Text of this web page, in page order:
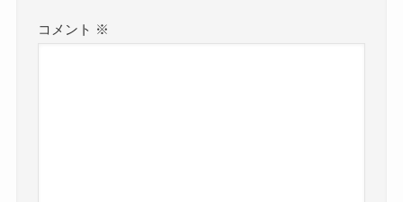
コメント ※